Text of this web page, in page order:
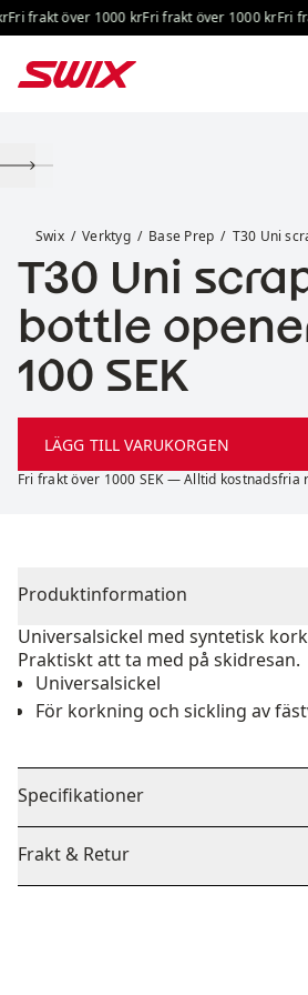
Hoppa till innehåll
Fri frakt över 1000 krFri frakt över 1000 krFri
Swix Verktyg Base Prep T30 Uni
T30 Uni
bottle
Pris:
100 SEK
LÄGG TILL VARUKORGEN
Fri frakt över 1000 SEK — Alltid kostnadsfria
Produktinformation
Universalsickel med syntetisk
Praktiskt att ta med på skidresan.
Universalsickel
För korkning och sickling av
Specifikationer
Frakt & Retur